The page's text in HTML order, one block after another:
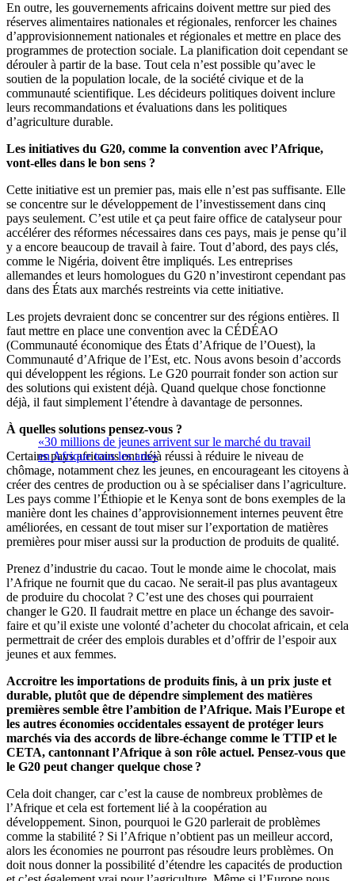
En outre, les gouvernements africains doivent mettre sur pied des
réserves alimentaires nationales et régionales, renforcer les chaines
d’approvisionnement nationales et régionales et mettre en place des
programmes de protection sociale. La planification doit cependant se
dérouler à partir de la base. Tout cela n’est possible qu’avec le
soutien de la population locale, de la société civique et de la
communauté scientifique. Les décideurs politiques doivent inclure
leurs recommandations et évaluations dans les politiques
d’agriculture durable.
Les initiatives du G20, comme la convention avec l’Afrique,
vont-elles dans le bon sens ?
Cette initiative est un premier pas, mais elle n’est pas suffisante. Elle
se concentre sur le développement de l’investissement dans cinq
pays seulement. C’est utile et ça peut faire office de catalyseur pour
accélérer des réformes nécessaires dans ces pays, mais je pense qu’il
y a encore beaucoup de travail à faire. Tout d’abord, des pays clés,
comme le Nigéria, doivent être impliqués. Les entreprises
allemandes et leurs homologues du G20 n’investiront cependant pas
dans des États aux marchés restreints via cette initiative.
Les projets devraient donc se concentrer sur des régions entières. Il
faut mettre en place une convention avec la CÉDÉAO
(Communauté économique des États d’Afrique de l’Ouest), la
Communauté d’Afrique de l’Est, etc. Nous avons besoin d’accords
qui développent les régions. Le G20 pourrait fonder son action sur
des solutions qui existent déjà. Quand quelque chose fonctionne
déjà, il faut simplement l’étendre à davantage de personnes.
«30 millions de jeunes arrivent sur le marché du travail
en Afrique tous les ans»
À quelles solutions pensez-vous ?
Certains pays africains ont déjà réussi à réduire le niveau de
chômage, notamment chez les jeunes, en encourageant les citoyens à
créer des centres de production ou à se spécialiser dans l’agriculture.
Les pays comme l’Éthiopie et le Kenya sont de bons exemples de la
manière dont les chaines d’approvisionnement internes peuvent être
améliorées, en cessant de tout miser sur l’exportation de matières
premières pour miser aussi sur la production de produits de qualité.
Prenez d’industrie du cacao. Tout le monde aime le chocolat, mais
l’Afrique ne fournit que du cacao. Ne serait-il pas plus avantageux
de produire du chocolat ? C’est une des choses qui pourraient
changer le G20. Il faudrait mettre en place un échange des savoir-
faire et qu’il existe une volonté d’acheter du chocolat africain, et cela
permettrait de créer des emplois durables et d’offrir de l’espoir aux
jeunes et aux femmes.
Accroitre les importations de produits finis, à un prix juste et
durable, plutôt que de dépendre simplement des matières
premières semble être l’ambition de l’Afrique. Mais l’Europe et
les autres économies occidentales essayent de protéger leurs
marchés via des accords de libre-échange comme le TTIP et le
CETA, cantonnant l’Afrique à son rôle actuel. Pensez-vous que
le G20 peut changer quelque chose ?
Cela doit changer, car c’est la cause de nombreux problèmes de
l’Afrique et cela est fortement lié à la coopération au
développement. Sinon, pourquoi le G20 parlerait de problèmes
comme la stabilité ? Si l’Afrique n’obtient pas un meilleur accord,
alors les économies ne pourront pas résoudre leurs problèmes. On
doit nous donner la possibilité d’étendre les capacités de production